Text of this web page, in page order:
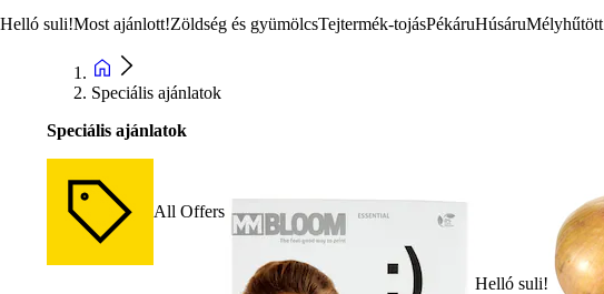
Helló suli!Most ajánlott!Zöldség és gyümölcsTejtermék-tojásPékáruHúsáruMélyhűtött
Speciális ajánlatok
Speciális ajánlatok
All Offers
Helló suli!